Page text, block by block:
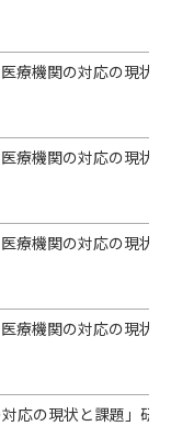
療機関の対応の現
療機関の対応の現
療機関の対応の現
療機関の対応の現
応の現状と課題」研